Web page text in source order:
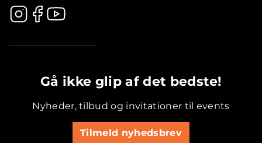
Gå ikke glip af det bedste!
Nyheder, tilbud og invitationer til events
Tilmeld nyhedsbrev